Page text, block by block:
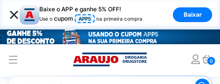
× Baixe o APP e ganhe 5% OFF!
Use o cupom APP5 na primeira compra
Baixar
0